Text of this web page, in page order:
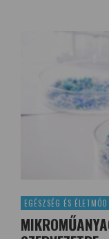
EGÉSZSÉG ÉS ÉLETMÓD